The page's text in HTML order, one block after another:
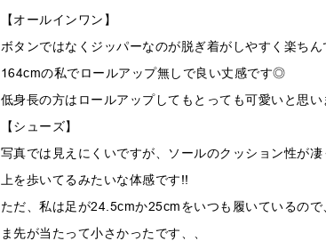
【オールインワン】
ボタンではなくジッパーなのが脱ぎ着がしやすく楽ちん
164cmの私でロールアップ無しで良い丈感です◎
低身長の方はロールアップしてもとっても可愛いと思い
【シューズ】
写真では見えにくいですが、ソールのクッション性が
上を歩いてるみたいな体感です!!
ただ、私は足が24.5cmか25cmをいつも履いているので
ま先が当たって小さかったです、、